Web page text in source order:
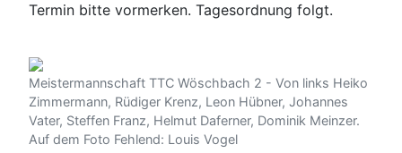
Termin bitte vormerken. Tagesordnung folgt.
Meistermannschaft TTC Wöschbach 2 - Von links Heiko
Zimmermann, Rüdiger Krenz, Leon Hübner, Johannes
Vater, Steffen Franz, Helmut Daferner, Dominik Meinzer.
Auf dem Foto Fehlend: Louis Vogel